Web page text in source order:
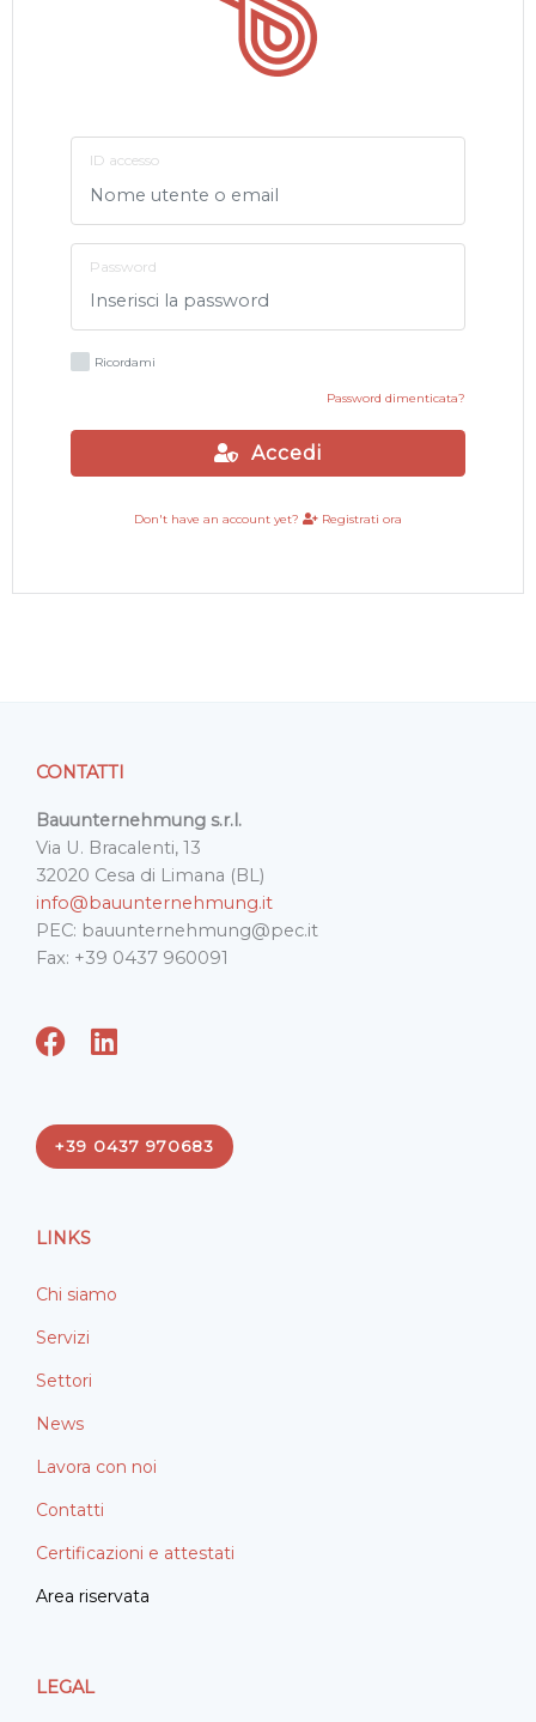
ID accesso
Password
Ricordami
Password dimenticata?
Accedi
Don't have an account yet? Registrati ora
CONTATTI
Bauunternehmung s.r.l.
Via U. Bracalenti, 13
32020 Cesa di Limana (BL)
info@bauunternehmung.it
PEC: bauunternehmung@pec.it
Fax: +39 0437 960091
F
e
b
k
L
k
e
+39 0437 970683
LINKS
Chi siamo
Servizi
Settori
News
Lavora con noi
Contatti
Certificazioni e attestati
Area riservata
LEGAL